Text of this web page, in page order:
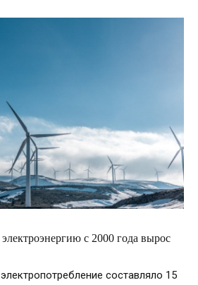
с 2000 года вырос
составляло 15